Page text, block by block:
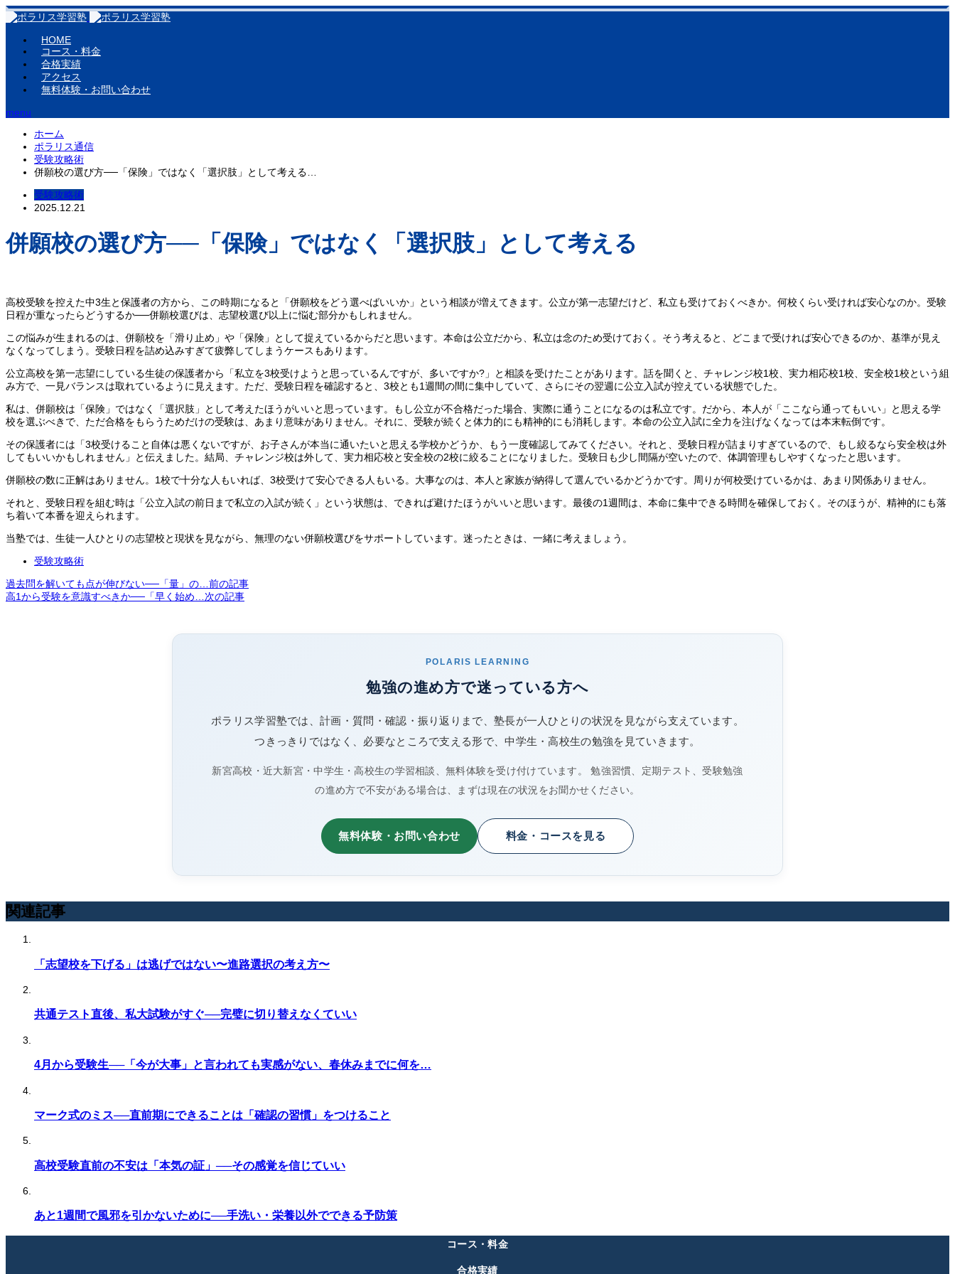
HOME
コース・料金
合格実績
アクセス
無料体験・お問い合わせ
menu
ホーム
ポラリス通信
受験攻略術
併願校の選び方──「保険」ではなく「選択肢」として考える…
受験攻略術
2025.12.21
併願校の選び方──「保険」ではなく「選択肢」として考える
高校受験を控えた中3生と保護者の方から、この時期になると「併願校をどう選べばいいか」という相談が増えてきます。公立が第一志望だけど、私立も受けておくべきか。何校くらい受ければ安心なのか。受験
日程が重なったらどうするか──併願校選びは、志望校選び以上に悩む部分かもしれません。
この悩みが生まれるのは、併願校を「滑り止め」や「保険」として捉えているからだと思います。本命は公立だから、私立は念のため受けておく。そう考えると、どこまで受ければ安心できるのか、基準が見え
なくなってしまう。受験日程を詰め込みすぎて疲弊してしまうケースもあります。
公立高校を第一志望にしている生徒の保護者から「私立を3校受けようと思っているんですが、多いですか?」と相談を受けたことがあります。話を聞くと、チャレンジ校1校、実力相応校1校、安全校1校という組
み方で、一見バランスは取れているように見えます。ただ、受験日程を確認すると、3校とも1週間の間に集中していて、さらにその翌週に公立入試が控えている状態でした。
私は、併願校は「保険」ではなく「選択肢」として考えたほうがいいと思っています。もし公立が不合格だった場合、実際に通うことになるのは私立です。だから、本人が「ここなら通ってもいい」と思える学
校を選ぶべきで、ただ合格をもらうためだけの受験は、あまり意味がありません。それに、受験が続くと体力的にも精神的にも消耗します。本命の公立入試に全力を注げなくなっては本末転倒です。
その保護者には「3校受けること自体は悪くないですが、お子さんが本当に通いたいと思える学校かどうか、もう一度確認してみてください。それと、受験日程が詰まりすぎているので、もし絞るなら安全校は外
してもいいかもしれません」と伝えました。結局、チャレンジ校は外して、実力相応校と安全校の2校に絞ることになりました。受験日も少し間隔が空いたので、体調管理もしやすくなったと思います。
併願校の数に正解はありません。1校で十分な人もいれば、3校受けて安心できる人もいる。大事なのは、本人と家族が納得して選んでいるかどうかです。周りが何校受けているかは、あまり関係ありません。
それと、受験日程を組む時は「公立入試の前日まで私立の入試が続く」という状態は、できれば避けたほうがいいと思います。最後の1週間は、本命に集中できる時間を確保しておく。そのほうが、精神的にも落
ち着いて本番を迎えられます。
当塾では、生徒一人ひとりの志望校と現状を見ながら、無理のない併願校選びをサポートしています。迷ったときは、一緒に考えましょう。
受験攻略術
過去問を解いても点が伸びない──「量」の… 前の記事
高1から受験を意識すべきか──「早く始め… 次の記事
POLARIS LEARNING
勉強の進め方で迷っている方へ
ポラリス学習塾では、計画・質問・確認・振り返りまで、塾長が一人ひとりの状況を見ながら支えています。
つきっきりではなく、必要なところで支える形で、中学生・高校生の勉強を見ていきます。
新宮高校・近大新宮・中学生・高校生の学習相談、無料体験を受け付けています。 勉強習慣、定期テスト、受験勉強
の進め方で不安がある場合は、まずは現在の状況をお聞かせください。
無料体験・お問い合わせ 料金・コースを見る
関連記事
「志望校を下げる」は逃げではない〜進路選択の考え方〜
共通テスト直後、私大試験がすぐ──完璧に切り替えなくていい
4月から受験生──「今が大事」と言われても実感がない、春休みまでに何を…
マーク式のミス──直前期にできることは「確認の習慣」をつけること
高校受験直前の不安は「本気の証」──その感覚を信じていい
あと1週間で風邪を引かないために──手洗い・栄養以外でできる予防策
コース・料金
合格実績